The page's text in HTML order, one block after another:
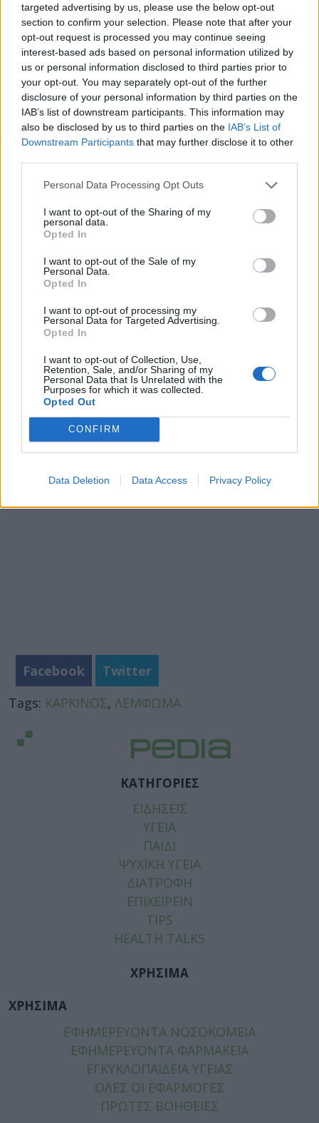
targeted advertising by us, please use the below opt-out
section to confirm your selection. Please note that after your
opt-out request is processed you may continue seeing
interest-based ads based on personal information utilized by
us or personal information disclosed to third parties prior to
your opt-out. You may separately opt-out of the further
disclosure of your personal information by third parties on the
IAB’s list of downstream participants. This information may
also be disclosed by us to third parties on the IAB’s List of
Downstream Participants that may further disclose it to other
Personal Data Processing Opt Outs
I want to opt-out of the Sharing of my
personal data.
Opted In
I want to opt-out of the Sale of my
Personal Data.
Opted In
I want to opt-out of processing my
Personal Data for Targeted Advertising.
Opted In
I want to opt-out of Collection, Use,
Retention, Sale, and/or Sharing of my
Personal Data that Is Unrelated with the
Purposes for which it was collected.
Opted Out
CONFIRM
Data Deletion Data Access Privacy Policy
ανοσοποιητικό σύστημα και να αυξήσει τον
κίνδυνο λεμφώματος.
Πηγή:https://www.medicalnewstoday.com
Εντυπωσιακό βίντεο: Πώς
αναπτύσσεται το λέμφωμα
Δείτε την καταπληκτική δουλειά που έκαναν οι
Facebook
Twitter
Tags: ΚΑΡΚΙΝΟΣ, ΛΕΜΦΩΜΑ
ΚΑΤΗΓΟΡΙΕΣ
ΕΙΔΗΣΕΙΣ
ΥΓΕΙΑ
ΠΑΙΔΙ
ΨΥΧΙΚΗ ΥΓΕΙΑ
ΔΙΑΤΡΟΦΗ
ΕΠΙΧΕΙΡΕΙΝ
TIPS
HEALTH TALKS
ΧΡΗΣΙΜΑ
ΧΡΗΣΙΜΑ
ΕΦΗΜΕΡΕΥΟΝΤΑ ΝΟΣΟΚΟΜΕΙΑ
ΕΦΗΜΕΡΕΥΟΝΤΑ ΦΑΡΜΑΚΕΙΑ
ΕΓΚΥΚΛΟΠΑΙΔΕΙΑ ΥΓΕΙΑΣ
ΟΛΕΣ ΟΙ ΕΦΑΡΜΟΓΕΣ
ΠΡΩΤΕΣ ΒΟΗΘΕΙΕΣ